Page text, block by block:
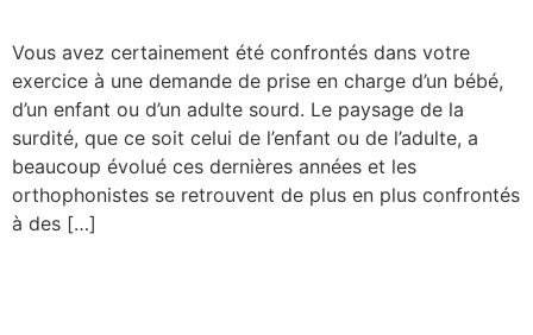
Vous avez certainement été confrontés dans votre
exercice à une demande de prise en charge d’un bébé,
d’un enfant ou d’un adulte sourd. Le paysage de la
surdité, que ce soit celui de l’enfant ou de l’adulte, a
beaucoup évolué ces dernières années et les
orthophonistes se retrouvent de plus en plus confrontés
à des […]